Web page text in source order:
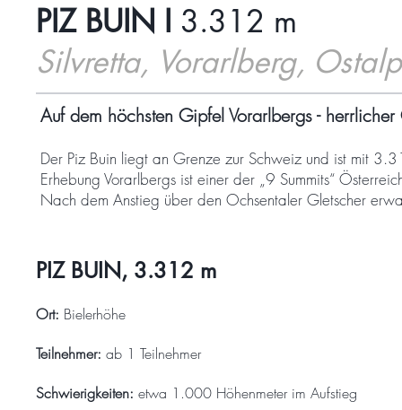
PIZ BUIN I 3.312 m
Silvretta, Vorarlberg,
Auf dem höchsten Gipfel Vorarlbergs -
Der Piz Buin liegt an Grenze zur Schweiz und ist mit
Erhebung Vorarlbergs ist einer der „9 Summits“
Nach dem Anstieg über den Ochsentaler Gletscher
PIZ BUIN, 3.312 m
Ort: Bielerhöhe
Teilnehmer: ab 1 Teilnehmer
Schwierigkeiten: etwa 1.000 Höhenmeter im Aufstieg